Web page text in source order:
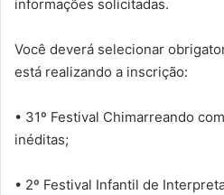
informações solicitadas.
Você deverá selecionar
está realizando a inscrição:
• 31º Festival Chimarreando
inéditas;
• 2º Festival Infantil de